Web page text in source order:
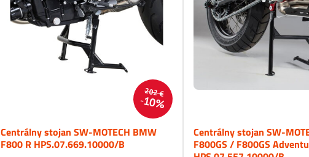
202 €
10%
Centrálny stojan SW-MOTECH BMW
F800 R HPS.07.669.10000/B
Centrálny stojan SW-
F800GS / F800GS